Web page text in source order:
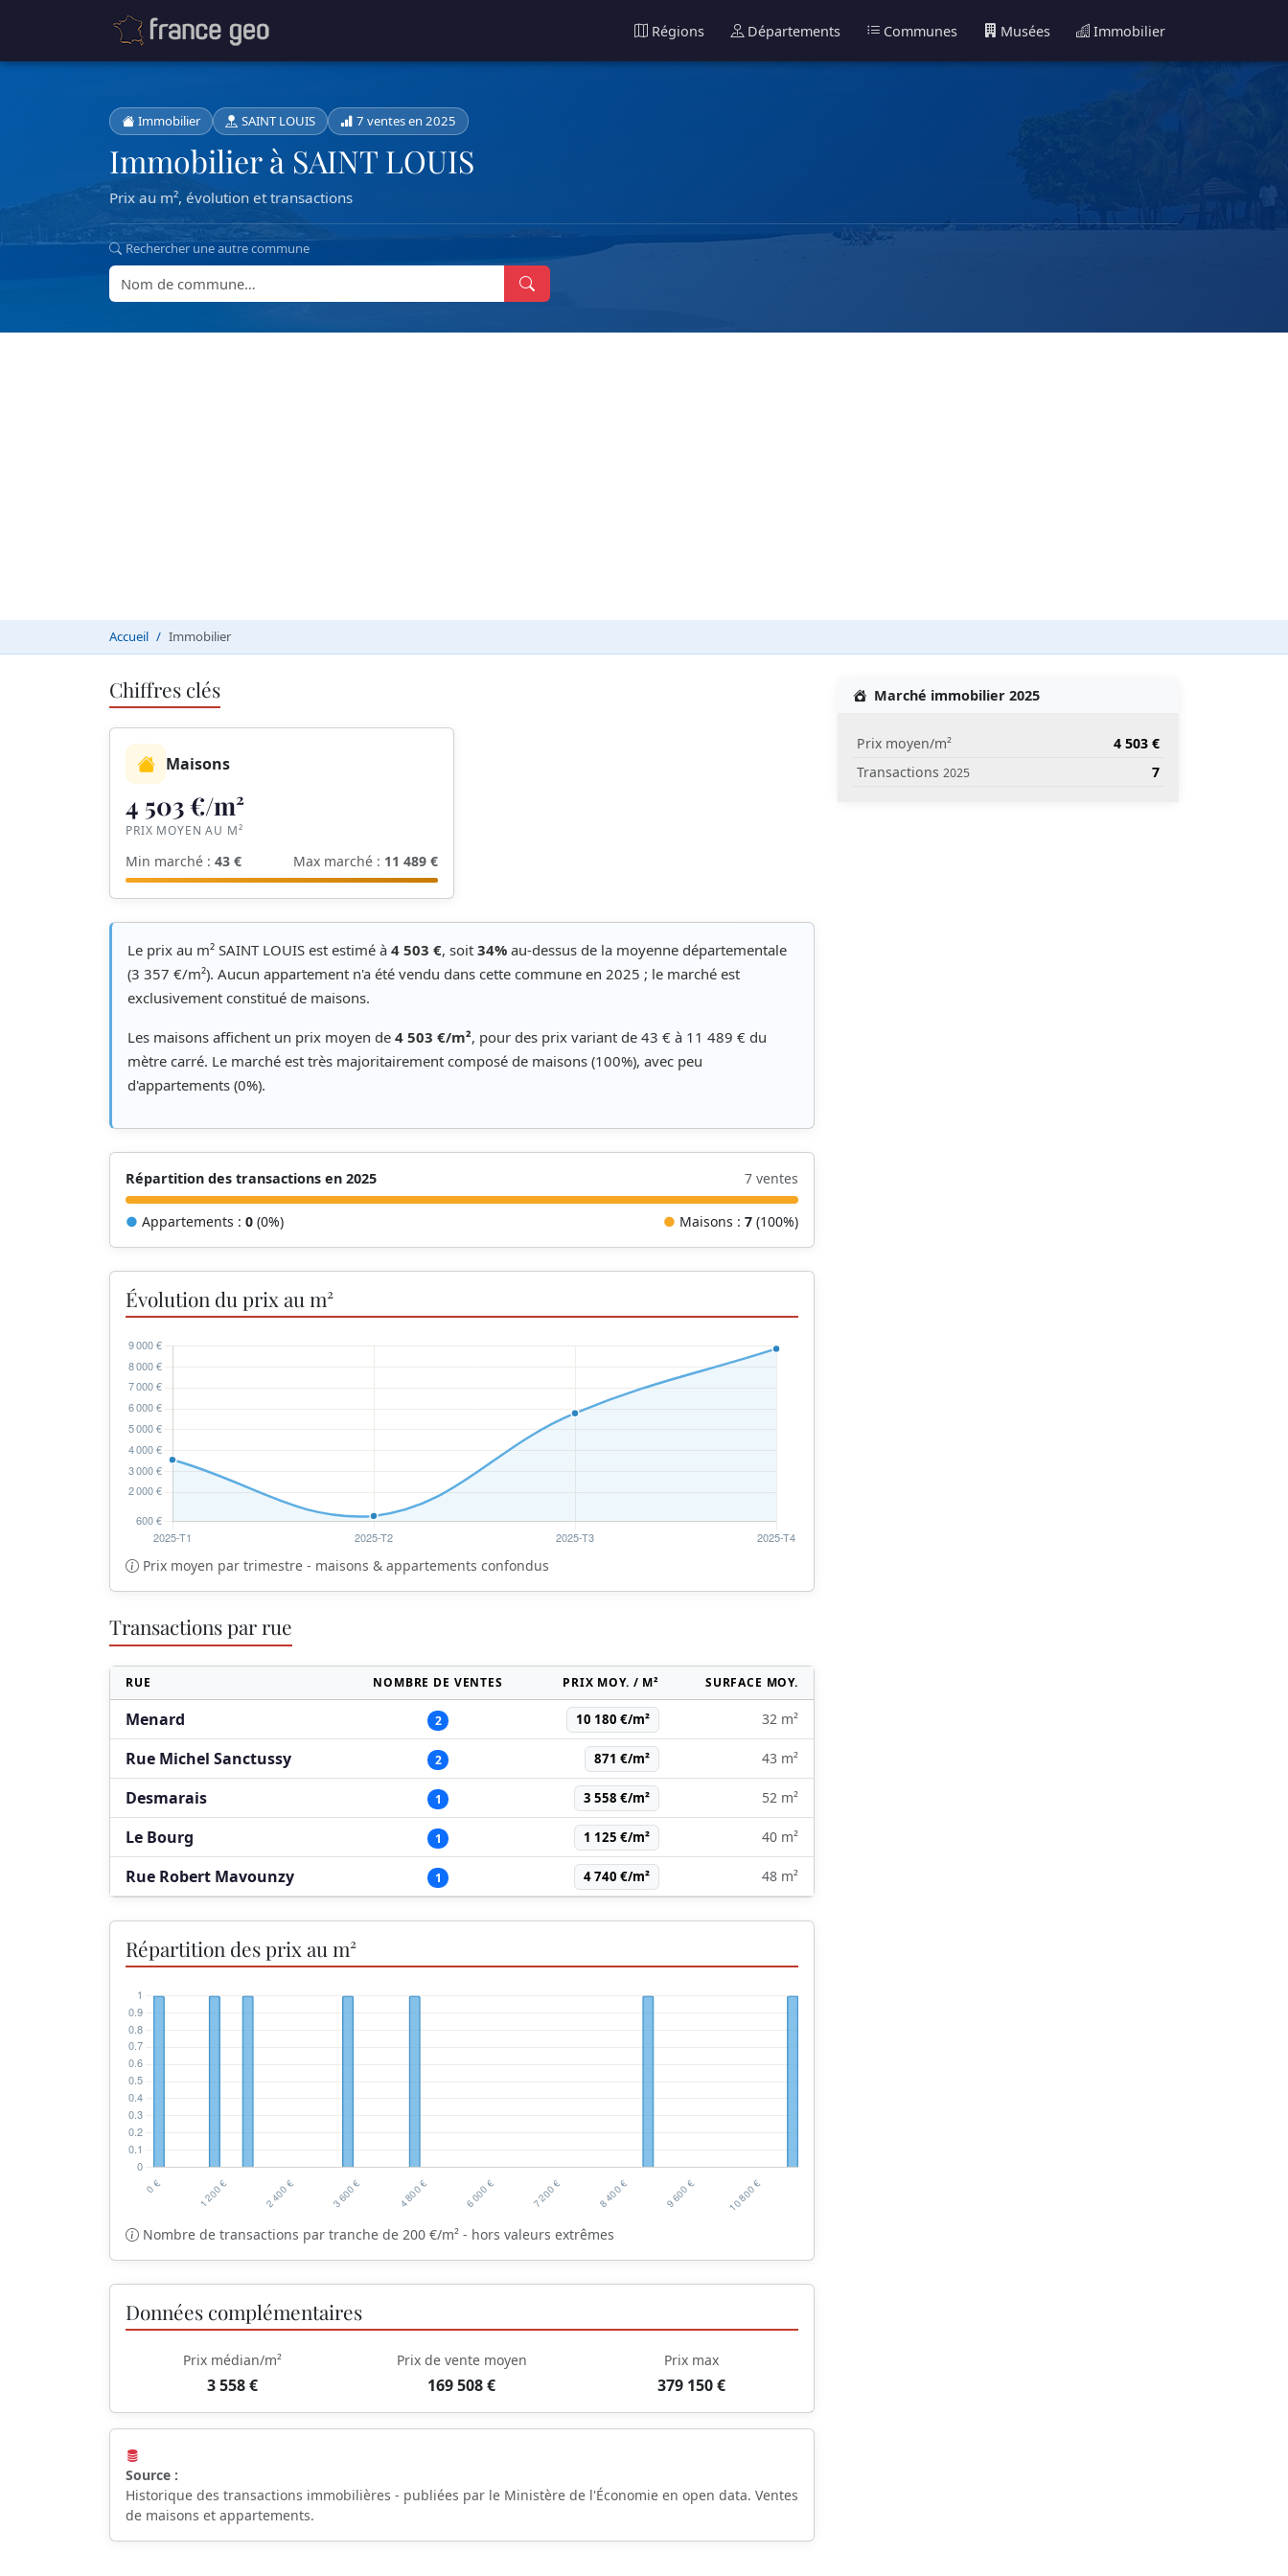
Régions Départements Communes Musées Immobilier
Immobilier SAINT LOUIS 7 ventes en 2025
Immobilier à SAINT LOUIS
Prix au m², évolution et transactions
Rechercher une autre commune
Accueil Immobilier
Chiffres clés
Maisons
4 503 €/m²
PRIX MOYEN AU M²
Min marché : 43 € Max marché : 11 489 €
Le prix au m² SAINT LOUIS est estimé à 4 503 €, soit 34% au-dessus de la moyenne départementale
(3 357 €/m²). Aucun appartement n'a été vendu dans cette commune en 2025 ; le marché est
exclusivement constitué de maisons.
Les maisons affichent un prix moyen de 4 503 €/m², pour des prix variant de 43 € à 11 489 € du
mètre carré. Le marché est très majoritairement composé de maisons (100%), avec peu
d'appartements (0%).
Répartition des transactions en 2025 7 ventes
● Appartements : 0 (0%) ● Maisons : 7 (100%)
Évolution du prix au m²
Prix moyen par trimestre - maisons & appartements confondus
Transactions par rue
RUE NOMBRE DE VENTES PRIX MOY. / M² SURFACE MOY.
Menard 2 10 180 €/m² 32 m²
Rue Michel Sanctussy 2 871 €/m² 43 m²
Desmarais 1 3 558 €/m² 52 m²
Le Bourg 1 1 125 €/m² 40 m²
Rue Robert Mavounzy 1 4 740 €/m² 48 m²
Répartition des prix au m²
Nombre de transactions par tranche de 200 €/m² - hors valeurs extrêmes
Données complémentaires
Prix médian/m²
3 558 €
Prix de vente moyen
169 508 €
Prix max
379 150 €
Source :
Historique des transactions immobilières - publiées par le Ministère de l'Économie en open data. Ventes
de maisons et appartements.
Marché immobilier 2025
Prix moyen/m²
4 503 €
Transactions 2025 7